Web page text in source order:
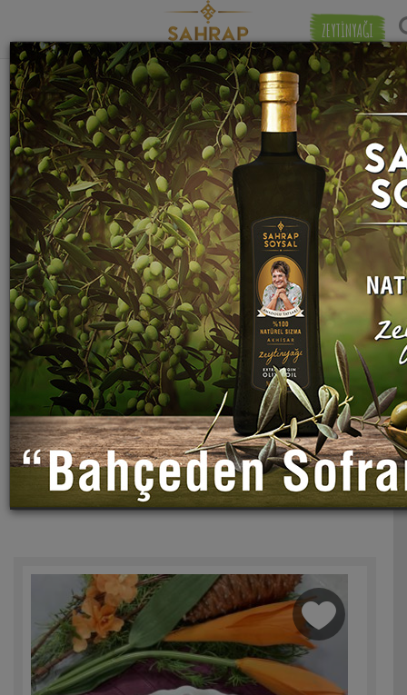
ZEYTİNYAĞI
"taze kaymak" etiketiyle eşleşen (6) tarif
bulundu.
Eşleşmeye